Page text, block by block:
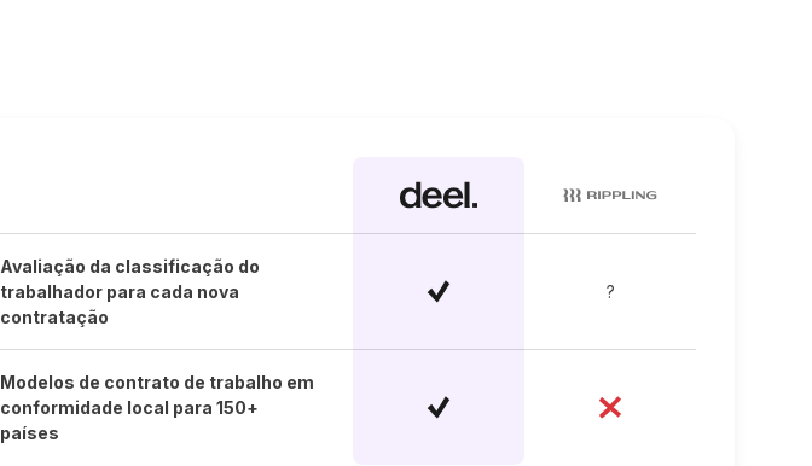
Avaliação da classificação do
trabalhador para cada nova
contratação
?
Modelos de contrato de trabalho em
conformidade local para 150+
países